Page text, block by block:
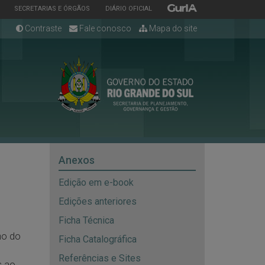
ESTADO
SECRETARIAS E ÓRGÃOS ESTADO
DIÁRIO OFICIAL ESTADO
Contraste Fale conosco Mapa do site
do
Anexos
Edição em e-book
Edições anteriores
Ficha Técnica
Ficha Catalográfica
Referências e Sites